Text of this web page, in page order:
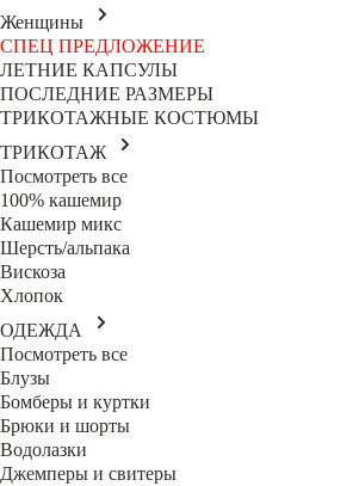
Женщины
СПЕЦ ПРЕДЛОЖЕНИЕ
ЛЕТНИЕ КАПСУЛЫ
ПОСЛЕДНИЕ РАЗМЕРЫ
ТРИКОТАЖНЫЕ КОСТЮМЫ
ТРИКОТАЖ
Посмотреть все
100% кашемир
Кашемир микс
Шерсть/альпака
Вискоза
Хлопок
ОДЕЖДА
Посмотреть все
Блузы
Бомберы и куртки
Брюки и шорты
Водолазки
Джемперы и свитеры